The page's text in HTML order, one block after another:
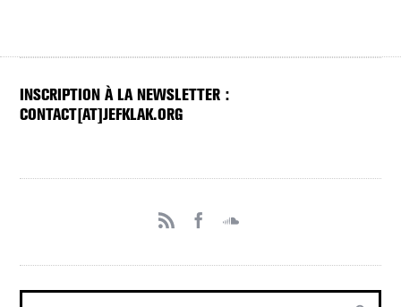
INSCRIPTION À LA NEWSLETTER :
CONTACT[AT]JEFKLAK.ORG